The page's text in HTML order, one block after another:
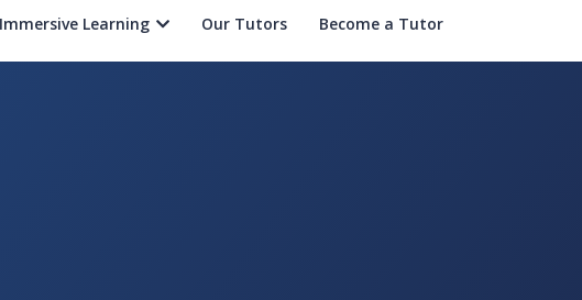
Immersive Learning Our Tutors Become a Tutor